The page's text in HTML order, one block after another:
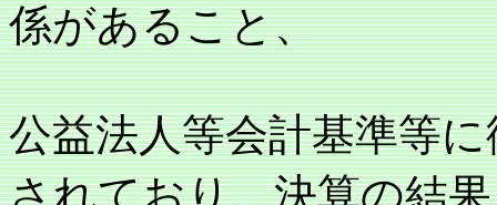
係があること、
公益法人等会計基準等
されており、決算の結